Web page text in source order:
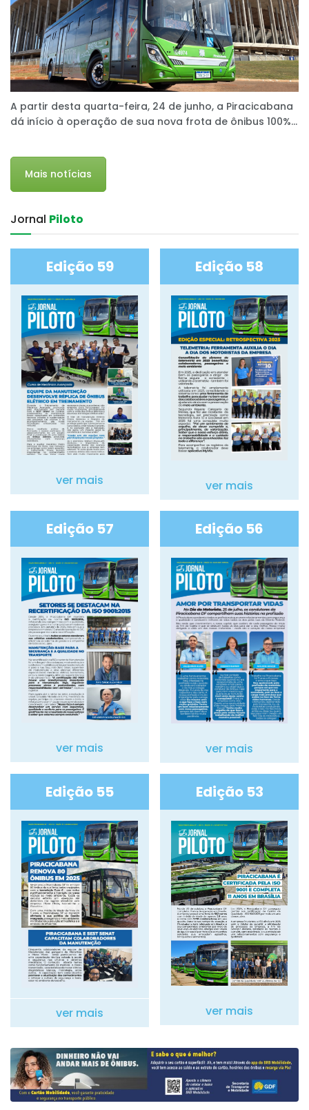
A partir desta quarta-feira, 24 de junho, a Piracicabana
dá início à operação de sua nova frota de ônibus 100%...
Mais notícias
Jornal‎ Piloto
Edição 59
ver mais
Edição 58
ver mais
Edição 57
ver mais
Edição 56
ver mais
Edição 55
ver mais
Edição 53
ver mais